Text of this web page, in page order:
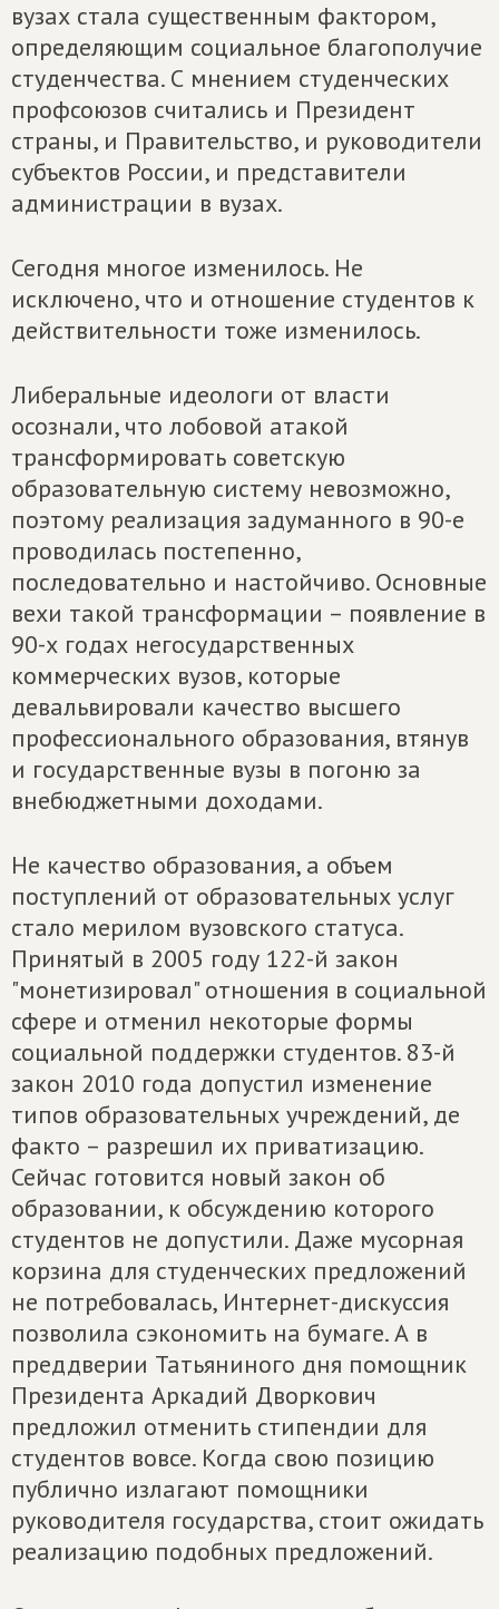
вузах стала существенным фактором,
определяющим социальное благополучие
студенчества. С мнением студенческих
профсоюзов считались и Президент
страны, и Правительство, и руководители
субъектов России, и представители
администрации в вузах.
Сегодня многое изменилось. Не
исключено, что и отношение студентов к
действительности тоже изменилось.
Либеральные идеологи от власти
осознали, что лобовой атакой
трансформировать советскую
образовательную систему невозможно,
поэтому реализация задуманного в 90-е
проводилась постепенно,
последовательно и настойчиво. Основные
вехи такой трансформации – появление в
90-х годах негосударственных
коммерческих вузов, которые
девальвировали качество высшего
профессионального образования, втянув
и государственные вузы в погоню за
внебюджетными доходами.
Не качество образования, а объем
поступлений от образовательных услуг
стало мерилом вузовского статуса.
Принятый в 2005 году 122-й закон
"монетизировал" отношения в социальной
сфере и отменил некоторые формы
социальной поддержки студентов. 83-й
закон 2010 года допустил изменение
типов образовательных учреждений, де
факто – разрешил их приватизацию.
Сейчас готовится новый закон об
образовании, к обсуждению которого
студентов не допустили. Даже мусорная
корзина для студенческих предложений
не потребовалась, Интернет-дискуссия
позволила сэкономить на бумаге. А в
преддверии Татьяниного дня помощник
Президента Аркадий Дворкович
предложил отменить стипендии для
студентов вовсе. Когда свою позицию
публично излагают помощники
руководителя государства, стоит ожидать
реализацию подобных предложений.